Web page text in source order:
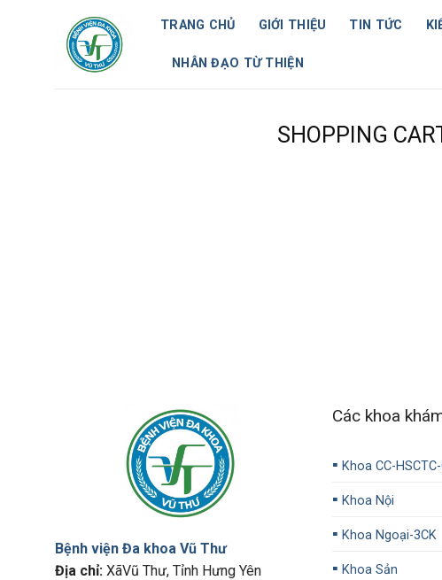
TRANG CHỦ GIỚI THIỆU TIN TỨC
NHÂN ĐẠO TỪ THIỆN
SHOPPING
Bệnh viện Đa khoa Vũ Thư
Địa chỉ: XãVũ Thư, Tỉnh Hưng Yên
Các khoa
▪️ Khoa CC-
▪️ Khoa Nội
▪️ Khoa Ngoại-3CK
▪️ Khoa Sản